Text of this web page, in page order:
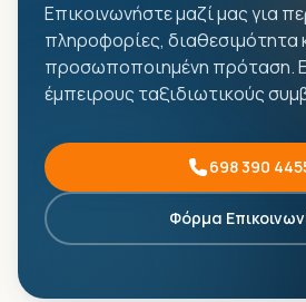
Επικοινωνήστε μαζί μας για
πληροφορίες, διαθεσιμότητα
προσωποποιημένη πρόταση.
έμπειρους ταξιδιωτικούς
698 390
Φόρμα